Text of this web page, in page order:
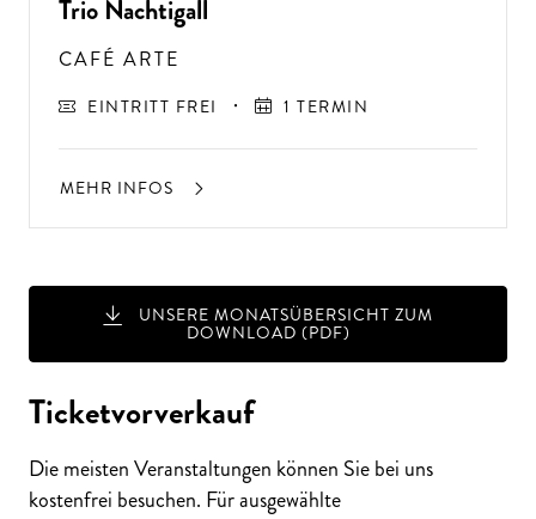
A
USSER
G
EW
Ö
H
N
LIC
H
E K
O
N
ZER
TER
LEBN
ISSE
S
T
E
H
E
N
SI
E
A
U
F
P
E
R
F
O
R
M
A
N
C
E
S
?
Trio Nachtigall
CAFÉ ARTE
EINTRITT FREI 1 TERMIN
MEHR INFOS
UNSERE MONATSÜBERSICHT ZUM
DOWNLOAD (PDF)
Ticketvorverkauf
Die meisten Veranstaltungen können Sie bei uns
kostenfrei besuchen. Für ausgewählte